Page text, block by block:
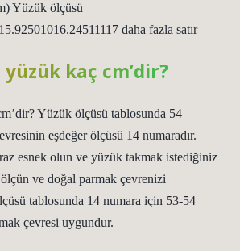
Yüzük ölçüsü
daha fazla satır
kaç cm’dir?
Yüzük ölçüsü tablosunda 54
eşdeğer ölçüsü 14 numaradır.
esnek olun ve yüzük takmak istediğiniz
ve doğal parmak çevrenizi
tablosunda 14 numara için 53-54
çevresi uygundur.